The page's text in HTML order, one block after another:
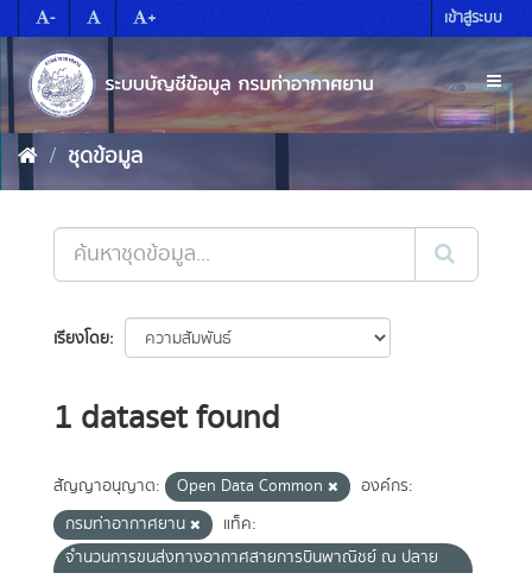
to
content
- + เข้าสู่ระบบ
ชุดข้อมูล
เรียงโดย
1 dataset found
สัญญาอนุญาต: Open Data Common
องค์กร:
กรมท่าอากาศยาน
แท็ค:
จำนวนการขนส่งทางอากาศสายการบินพาณิชย์ ณ ปลาย